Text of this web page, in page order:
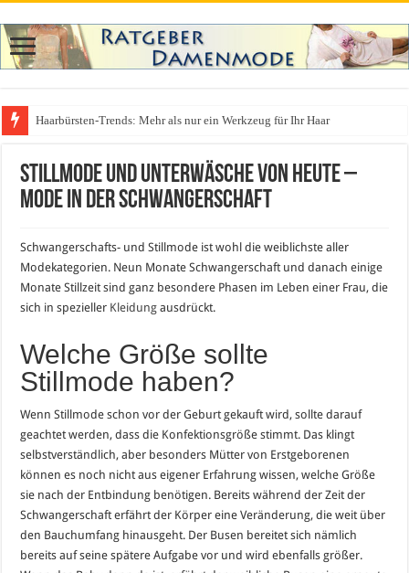
Haarbürsten-Trends: Mehr als nur ein Werkzeug für Ihr Haar
Was zieht man auf ein Festival an? Dein ultimativer Styleguide für die
Stillmode und Unterwäsche von heute –
Mode in der Schwangerschaft
Schwangerschafts- und Stillmode ist wohl die weiblichste aller
Modekategorien. Neun Monate Schwangerschaft und danach einige
Monate Stillzeit sind ganz besondere Phasen im Leben einer Frau, die
sich in spezieller Kleidung ausdrückt.
Welche Größe sollte
Stillmode haben?
Wenn Stillmode schon vor der Geburt gekauft wird, sollte darauf
geachtet werden, dass die Konfektionsgröße stimmt. Das klingt
selbstverständlich, aber besonders Mütter von Erstgeborenen
können es noch nicht aus eigener Erfahrung wissen, welche Größe
sie nach der Entbindung benötigen. Bereits während der Zeit der
Schwangerschaft erfährt der Körper eine Veränderung, die weit über
den Bauchumfang hinausgeht. Der Busen bereitet sich nämlich
bereits auf seine spätere Aufgabe vor und wird ebenfalls größer.